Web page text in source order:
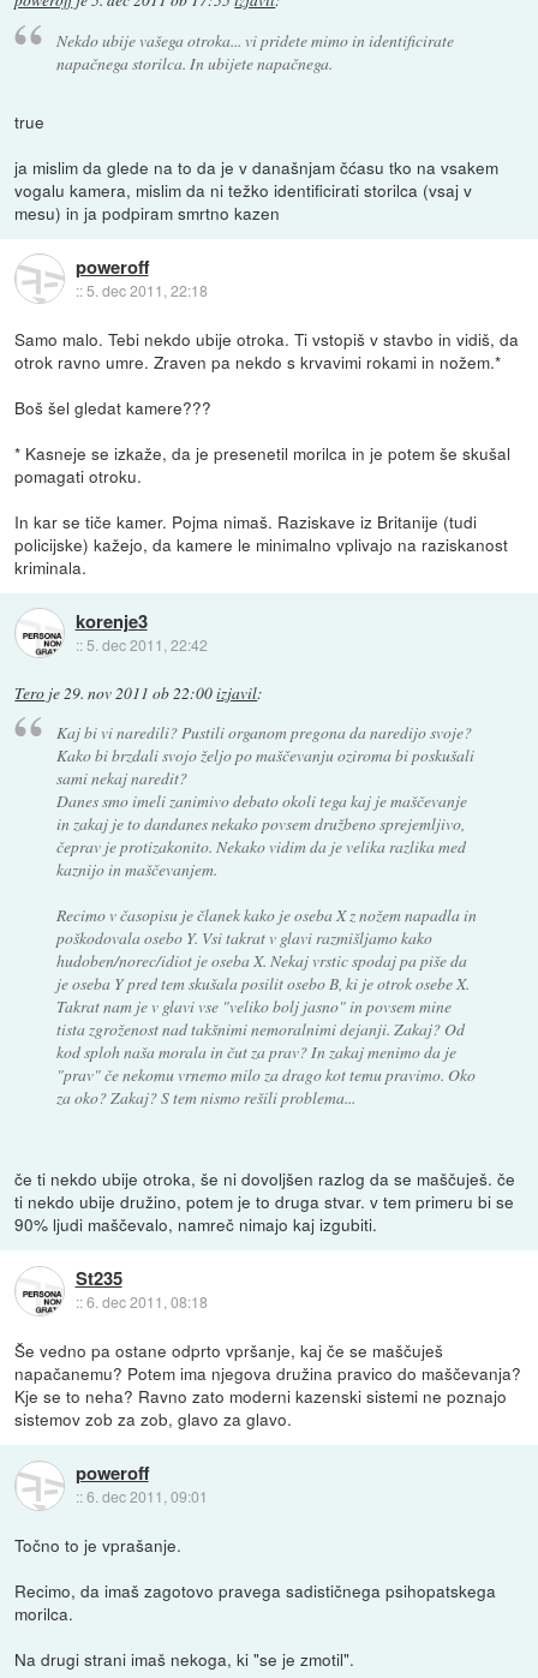
Nekdo ubije vašega otroka... vi pridete mimo in identificirate
napačnega storilca. In ubijete napačnega.
true
ja mislim da glede na to da je v današnjam čćasu tko na vsakem
vogalu kamera, mislim da ni težko identificirati storilca (vsaj v
mesu) in ja podpiram smrtno kazen
poweroff
::5. dec 2011, 22:18
Samo malo. Tebi nekdo ubije otroka. Ti vstopiš v stavbo in vidiš, da
otrok ravno umre. Zraven pa nekdo s krvavimi rokami in nožem.*
Boš šel gledat kamere???
* Kasneje se izkaže, da je presenetil morilca in je potem še skušal
pomagati otroku.
In kar se tiče kamer. Pojma nimaš. Raziskave iz Britanije (tudi
policijske) kažejo, da kamere le minimalno vplivajo na raziskanost
kriminala.
korenje3
:: 5. dec 2011, 22:42
Tero je 29. nov 2011 ob 22:00izjavil:
Kaj bi vi naredili? Pustili organom pregona da naredijo svoje?
Kako bi brzdali svojo željo po maščevanju oziroma bi poskušali
sami nekaj naredit?
Danes smo imeli zanimivo debato okoli tega kaj je maščevanje
in zakaj je to dandanes nekako povsem družbeno sprejemljivo,
čeprav je protizakonito. Nekako vidim da je velika razlika med
kaznijo in maščevanjem.
Recimo v časopisu je članek kako je oseba X z nožem napadla in
poškodovala osebo Y. Vsi takrat v glavi razmišljamo kako
hudoben/norec/idiot je oseba X. Nekaj vrstic spodaj pa piše da
je oseba Y pred tem skušala posilit osebo B, ki je otrok osebe X.
Takrat nam je v glavi vse "veliko bolj jasno" in povsem mine
tista zgroženost nad takšnimi nemoralnimi dejanji. Zakaj? Od
kod sploh naša morala in čut za prav? In zakaj menimo da je
"prav" če nekomu vrnemo milo za drago kot temu pravimo. Oko
za oko? Zakaj? S tem nismo rešili problema...
če ti nekdo ubije otroka, še ni dovoljšen razlog da se maščuješ. če
ti nekdo ubije družino, potem je to druga stvar. v tem primeru bi se
90% ljudi maščevalo, namreč nimajo kaj izgubiti.
St235
::6. dec 2011, 08:18
Še vedno pa ostane odprto vpršanje, kaj če se maščuješ
napačanemu? Potem ima njegova družina pravico do maščevanja?
Kje se to neha? Ravno zato moderni kazenski sistemi ne poznajo
sistemov zob za zob, glavo za glavo.
poweroff
::6. dec 2011, 09:01
Točno to je vprašanje.
Recimo, da imaš zagotovo pravega sadističnega psihopatskega
morilca.
Na drugi strani imaš nekoga, ki "se je zmotil".